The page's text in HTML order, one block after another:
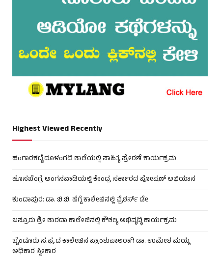
Highest Viewed Recently
ಹಂಗಾರಕಟ್ಟೆ ದೂಳಂಗಡಿ ಶಾಲೆಯಲ್ಲಿ ಸಾಹಿತ್ಯ ಪ್ರೇರಣೆ ಕಾರ್ಯಕ್ರಮ
ಹೊಸಬೆಂಗ್ರೆ ಅಂಗನವಾಡಿಯಲ್ಲಿ ಕೇಂದ್ರ ಸರ್ಕಾರದ ಪೋಷಣ್ ಅಭಿಯಾನ
ಕುಂದಾಪುರ: ಡಾ. ಬಿ.ಬಿ. ಹೆಗ್ಡೆ ಕಾಲೇಜಿನಲ್ಲಿ ಫ್ರೆಶರ್ಸ್ ಡೇ
ಬಸ್ರೂರು ಶ್ರೀ ಶಾರದಾ ಕಾಲೇಜಿನಲ್ಲಿ ಕೌಶಲ್ಯ ಅಭಿವೃದ್ಧಿ ಕಾರ್ಯಕ್ರಮ
ಬೈಂದೂರು ಸ.ಪ್ರ.ದ ಕಾಲೇಜಿನ ಪ್ರಾಂಶುಪಾಲರಾಗಿ ಡಾ. ಉಮೇಶ ಮಯ್ಯ
ಅಧಿಕಾರ ಸ್ವೀಕಾರ